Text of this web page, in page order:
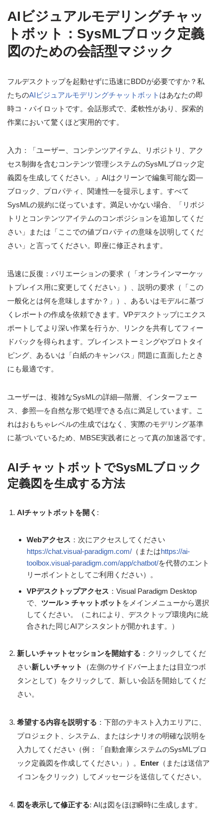
AIビジュアルモデリングチャッ
トボット：SysMLブロック定義
図のための会話型マジック
フルデスクトップを起動せずに迅速にBDDが必要ですか？私
たちのAIビジュアルモデリングチャットボット はあなたの即
時コ・パイロットです。会話形式で、柔軟性があり、探索的
作業において驚くほど実用的です。
入力：「ユーザー、コンテンツアイテム、リポジトリ、アク
セス制御を含むコンテンツ管理システムのSysMLブロック定
義図を生成してください。」AIはクリーンで編集可能な図—
ブロック、プロパティ、関連性—を提示します。すべて
SysMLの規約に従っています。満足いかない場合、「リポジ
トリとコンテンツアイテムのコンポジションを追加してくだ
さい」または「ここでの値プロパティの意味を説明してくだ
さい」と言ってください。即座に修正されます。
迅速に反復：バリエーションの要求（「オンラインマーケッ
トプレイス用に変更してください」）、説明の要求（「この
一般化とは何を意味しますか？」）、あるいはモデルに基づ
くレポートの作成を依頼できます。VPデスクトップにエクス
ポートしてより深い作業を行うか、リンクを共有してフィー
ドバックを得られます。ブレインストーミングやプロトタイ
ピング、あるいは「白紙のキャンバス」問題に直面したとき
にも最適です。
ユーザーは、複雑なSysMLの詳細—階層、インターフェー
ス、参照—を自然な形で処理できる点に満足しています。こ
れはおもちゃレベルの生成ではなく、実際のモデリング基準
に基づいているため、MBSE実践者にとって真の加速器です。
AIチャットボットでSysMLブロック
定義図を生成する方法
AIチャットボットを開く :
Webアクセス ：次にアクセスしてください
https://chat.visual-paradigm.com/ （またはhttps://ai-
toolbox.visual-paradigm.com/app/chatbot/を代替のエント
リーポイントとしてご利用ください）。
VPデスクトップアクセス ：Visual Paradigm Desktop
で、 ツール > チャットボット をメインメニューから選択
してください。（これにより、デスクトップ環境内に統
合された同じAIアシスタントが開かれます。）
新しいチャットセッションを開始する ：クリックしてくだ
さい新しいチャット
（左側のサイドバー上または目立つボ
タンとして）をクリックして、新しい会話を開始してくだ
さい。
希望する内容を説明する ：下部のテキスト入力エリアに、
プロジェクト、システム、またはシナリオの明確な説明を
入力してください（例：「自動倉庫システムのSysMLブロ
ック定義図を作成してください」）。 Enter （または送信ア
イコンをクリック）してメッセージを送信してください。
図を表示して修正する: AIは図をほぼ瞬時に生成します。